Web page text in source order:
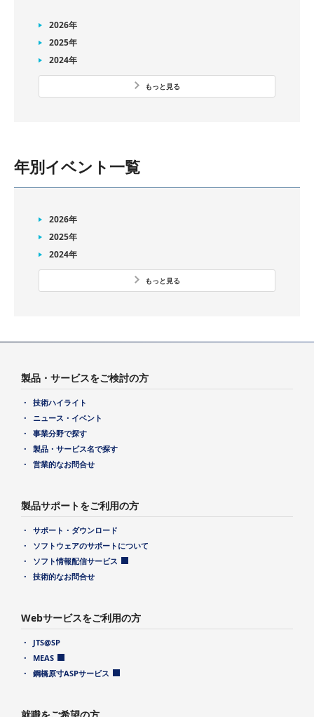
2026年
2025年
2024年
もっと見る
年別イベント一覧
2026年
2025年
2024年
もっと見る
製品・サービスをご検討の方
技術ハイライト
ニュース・イベント
事業分野で探す
製品・サービス名で探す
営業的なお問合せ
製品サポートをご利用の方
サポート・ダウンロード
ソフトウェアのサポートについて
ソフト情報配信サービス
技術的なお問合せ
Webサービスをご利用の方
JTS@SP
MEAS
鋼橋原寸ASPサービス